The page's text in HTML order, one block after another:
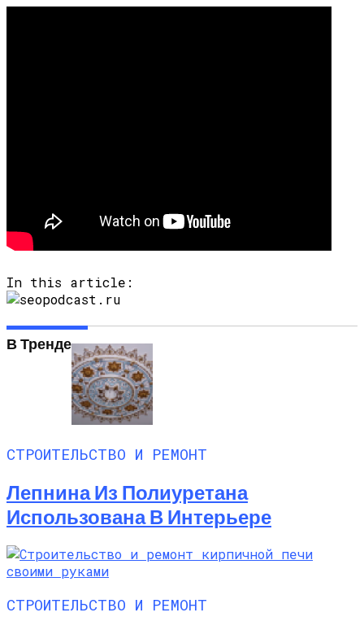
In this article:
В Тренде
СТРОИТЕЛЬСТВО И РЕМОНТ
Лепнина Из Полиуретана
Использована В Интерьере
СТРОИТЕЛЬСТВО И РЕМОНТ